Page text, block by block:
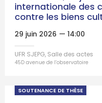
internationale des
contre les biens
29 juin 2026 — 14:00
UFR SJEPG, Salle des actes
45D avenue de l’observatoire
SOUTENANCE DE THÈSE